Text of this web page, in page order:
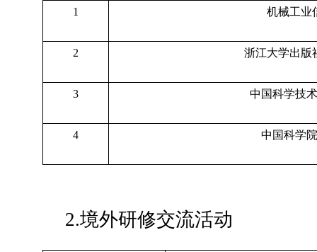
1 机械工业
2 浙江大学出版
3 中国科学技
4 中国科学
2.境外研修交流活动